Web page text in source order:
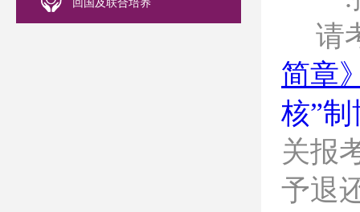
回国及联合培养
请
简章
核”
关报
予退